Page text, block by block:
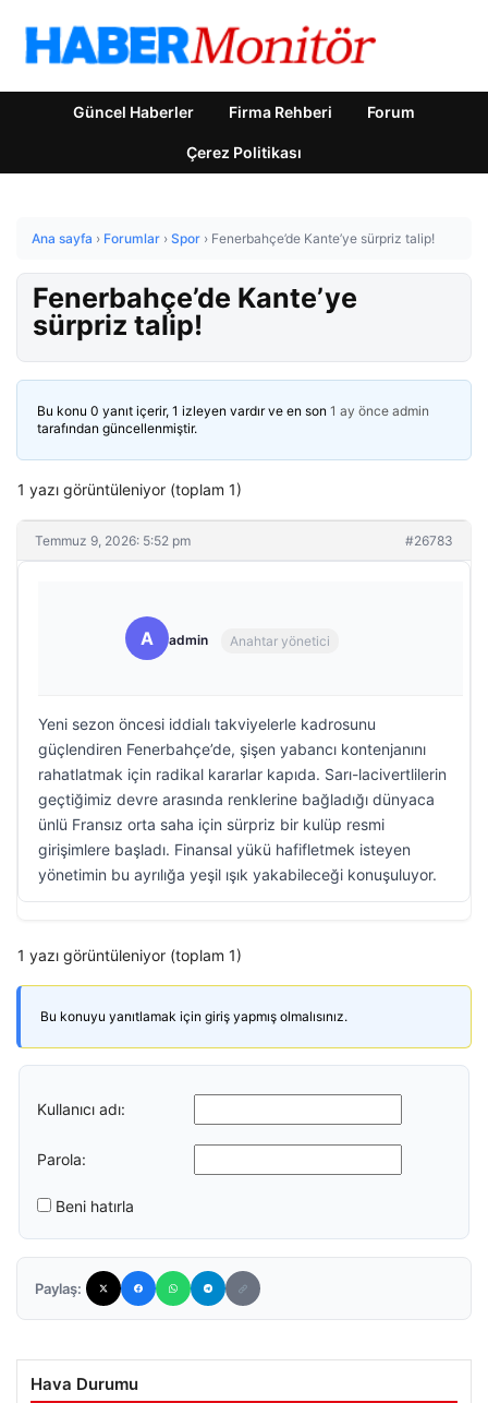
Güncel Haberler Firma Rehberi Forum
Çerez Politikası
Ana sayfa › Forumlar › Spor › Fenerbahçe’de Kante’ye sürpriz talip!
Fenerbahçe’de Kante’ye
sürpriz talip!
Bu konu 0 yanıt içerir, 1 izleyen vardır ve en son 1 ay önce admin
tarafından güncellenmiştir.
1 yazı görüntüleniyor (toplam 1)
Temmuz 9, 2026: 5:52 pm #26783
A admin Anahtar yönetici
Yeni sezon öncesi iddialı takviyelerle kadrosunu
güçlendiren Fenerbahçe’de, şişen yabancı kontenjanını
rahatlatmak için radikal kararlar kapıda. Sarı-lacivertlilerin
geçtiğimiz devre arasında renklerine bağladığı dünyaca
ünlü Fransız orta saha için sürpriz bir kulüp resmi
girişimlere başladı. Finansal yükü hafifletmek isteyen
yönetimin bu ayrılığa yeşil ışık yakabileceği konuşuluyor.
1 yazı görüntüleniyor (toplam 1)
Bu konuyu yanıtlamak için giriş yapmış olmalısınız.
Kullanıcı adı:
Parola:
Beni hatırla
Paylaş:
Hava Durumu